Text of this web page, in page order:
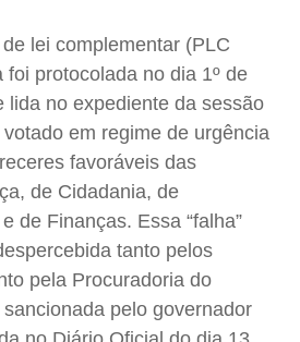
lei complementar (PLC
foi protocolada no dia 1º de
lida no expediente da sessão
em regime de urgência
favoráveis das
de Cidadania, de
de Finanças. Essa “falha”
tanto pelos
pela Procuradoria do
pelo governador